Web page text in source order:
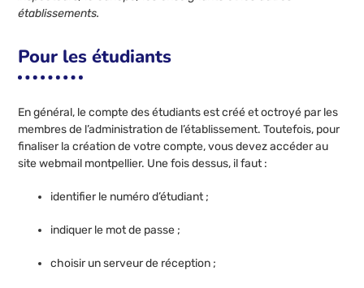
établissements.
Pour les étudiants
En général, le compte des étudiants est créé et octroyé par les
membres de l’administration de l’établissement. Toutefois, pour
finaliser la création de votre compte, vous devez accéder au
site webmail montpellier. Une fois dessus, il faut :
identifier le numéro d’étudiant ;
indiquer le mot de passe ;
choisir un serveur de réception ;